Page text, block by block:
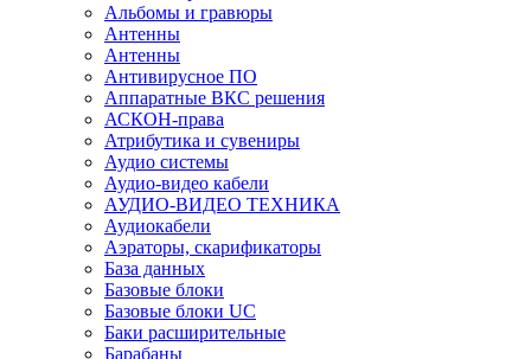
Альбомы и гравюры
Антенны
Антенны
Антивирусное ПО
Аппаратные ВКС решения
АСКОН-права
Атрибутика и сувениры
Аудио системы
Аудио-видео кабели
АУДИО-ВИДЕО ТЕХНИКА
Аудиокабели
Аэраторы, скарификаторы
База данных
Базовые блоки
Базовые блоки UC
Баки расширительные
Барабаны